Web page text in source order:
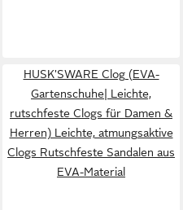
HUSK'SWARE Clog (EVA-
Gartenschuhe| Leichte,
rutschfeste Clogs für Damen &
Herren) Leichte, atmungsaktive
Clogs Rutschfeste Sandalen aus
EVA-Material